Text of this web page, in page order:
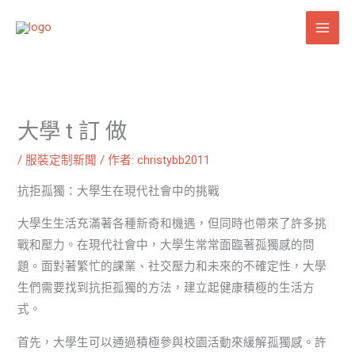
大學 t 訂 做
/ 服裝定制新聞 / 作者:christybb2011
抗拒孤獨：大學生在現代社會中的挑戰
大學生生活充滿著各種新奇和機遇，但同時也帶來了許多挑
戰和壓力。在現代社會中，大學生常常面臨著孤獨感的問
題。面對著繁忙的課業、社交壓力和未來的不確定性，大學
生們需要找到抗拒孤獨的方法，建立起健康積極的生活方
式。
首先，大學生可以通過積極參與校園活動來緩解孤獨感。許